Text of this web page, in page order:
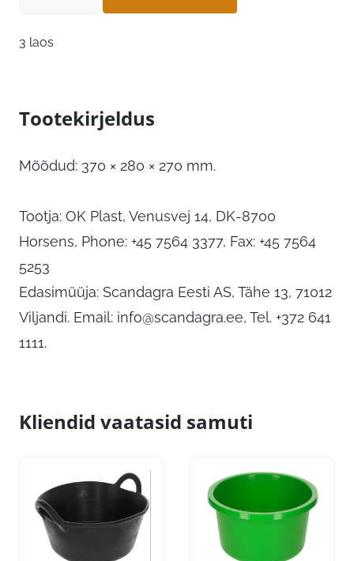
3 laos
Tootekirjeldus
Mõõdud: 370 × 280 × 270 mm.
Tootja: OK Plast, Venusvej 14, DK-8700
Horsens, Phone: +45 7564 3377, Fax: +45 7564
5253
Edasimüüja: Scandagra Eesti AS, Tähe 13, 71012
Viljandi. Email: info@scandagra.ee, Tel. +372 641
1111.
Kliendid vaatasid samuti